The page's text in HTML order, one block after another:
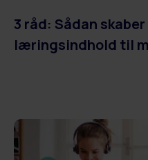
3 råd: Sådan
læringsindhold til